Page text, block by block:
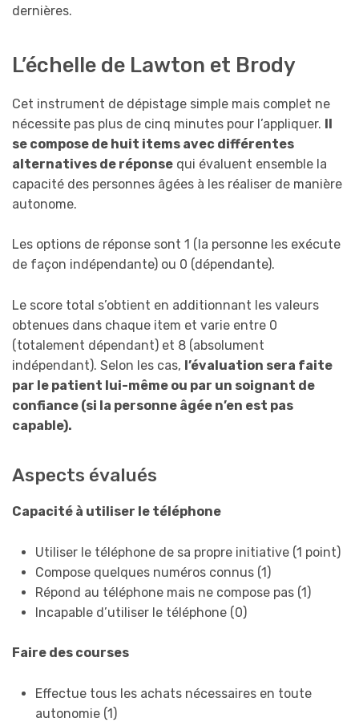
dernières.
L’échelle de Lawton et Brody
Cet instrument de dépistage simple mais complet ne
nécessite pas plus de cinq minutes pour l’appliquer. Il
se compose de huit items avec différentes
alternatives de réponse qui évaluent ensemble la
capacité des personnes âgées à les réaliser de manière
autonome.
Les options de réponse sont 1 (la personne les exécute
de façon indépendante) ou 0 (dépendante).
Le score total s’obtient en additionnant les valeurs
obtenues dans chaque item et varie entre 0
(totalement dépendant) et 8 (absolument
indépendant). Selon les cas, l’évaluation sera faite
par le patient lui-même ou par un soignant de
confiance (si la personne âgée n’en est pas
capable).
Aspects évalués
Capacité à utiliser le téléphone
Utiliser le téléphone de sa propre initiative (1 point)
Compose quelques numéros connus (1)
Répond au téléphone mais ne compose pas (1)
Incapable d’utiliser le téléphone (0)
Faire des courses
Effectue tous les achats nécessaires en toute
autonomie (1)